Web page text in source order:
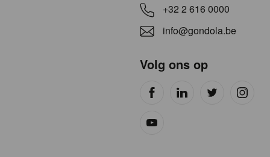
+32 2 616 0000
info@gondola.be
Volg ons op